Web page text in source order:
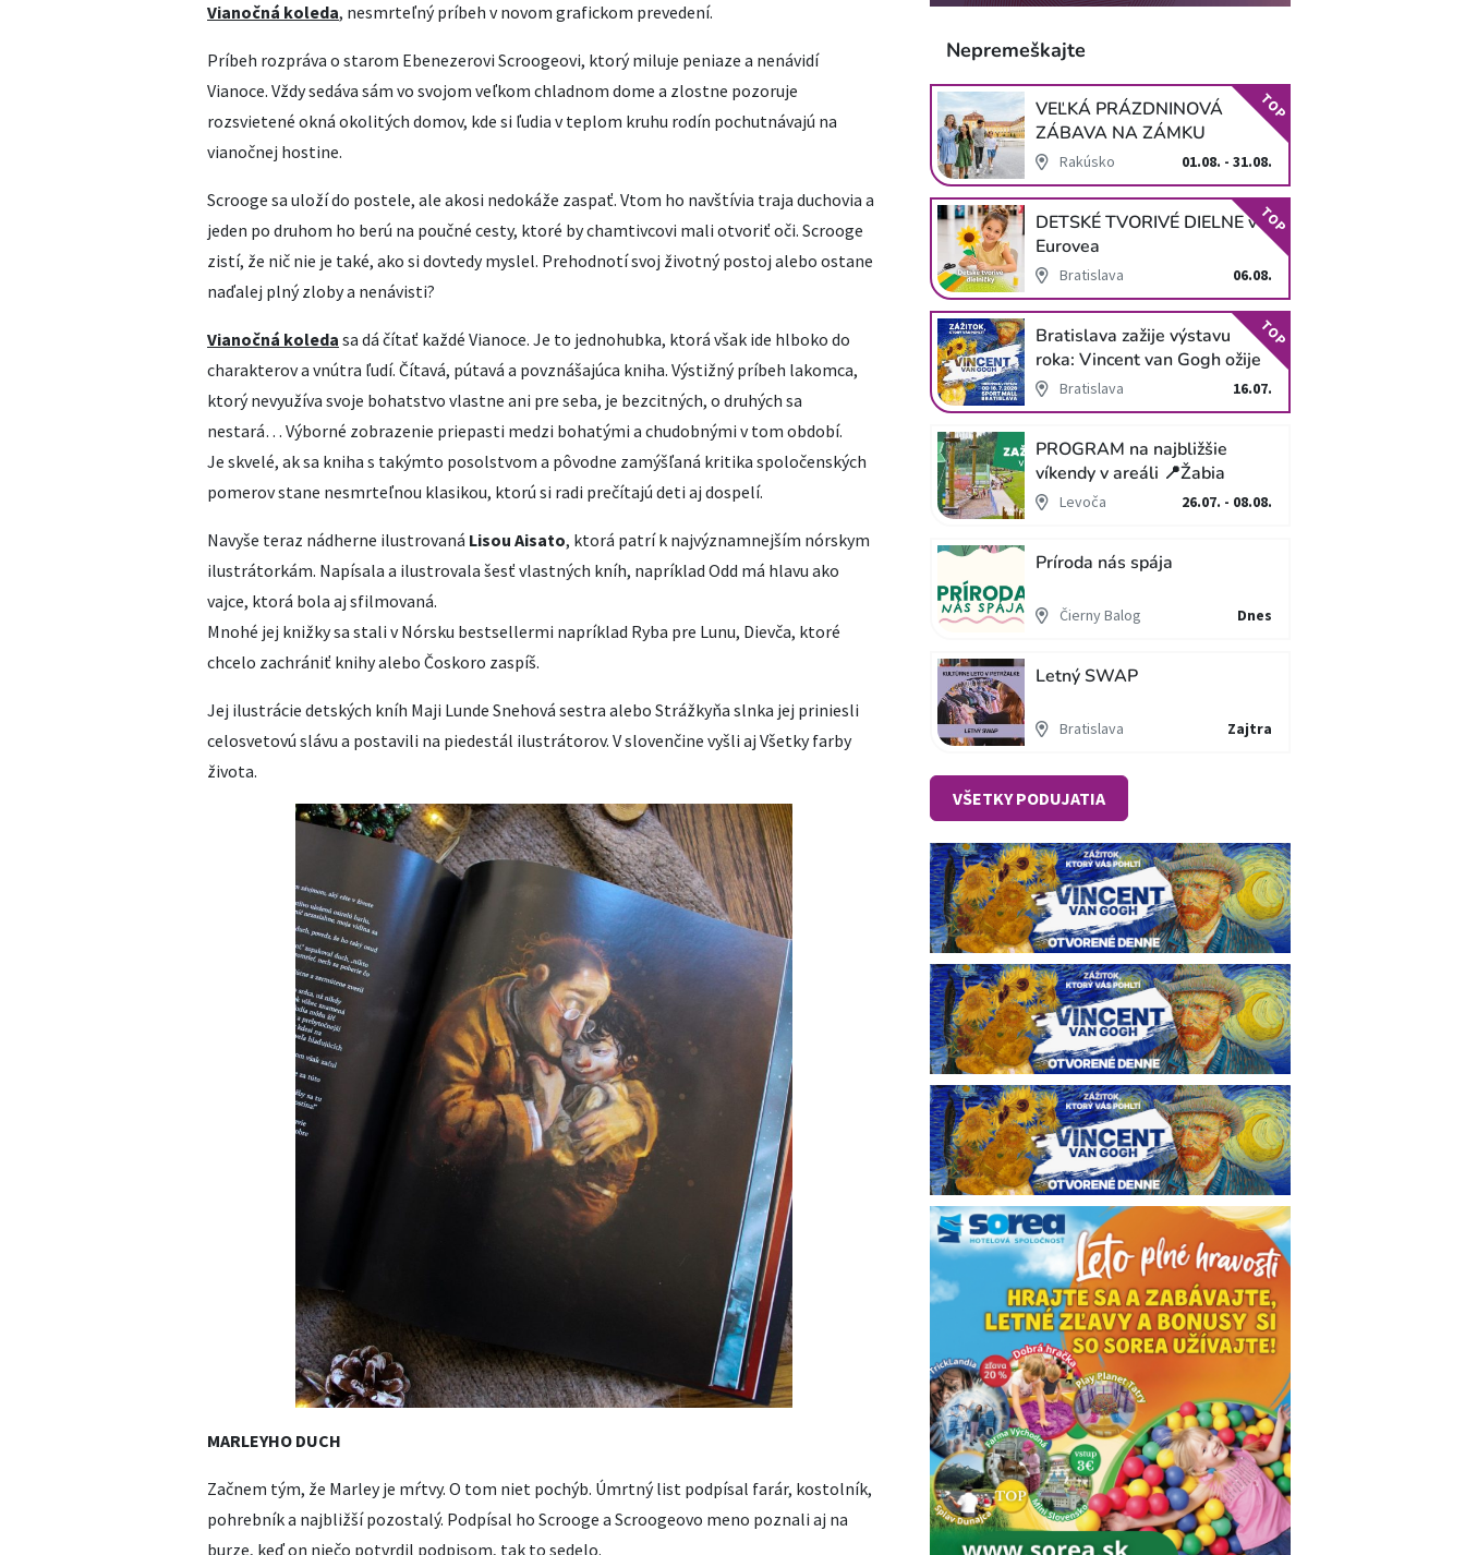
Vianočná koleda, nesmrteľný príbeh v novom grafickom prevedení.
Príbeh rozpráva o starom Ebenezerovi Scroogeovi, ktorý miluje peniaze a nenávidí
Vianoce. Vždy sedáva sám vo svojom veľkom chladnom dome a zlostne pozoruje
rozsvietené okná okolitých domov, kde si ľudia v teplom kruhu rodín pochutnávajú na
vianočnej hostine.
Scrooge sa uloží do postele, ale akosi nedokáže zaspať. Vtom ho navštívia traja duchovia a
jeden po druhom ho berú na poučné cesty, ktoré by chamtivcovi mali otvoriť oči. Scrooge
zistí, že nič nie je také, ako si dovtedy myslel. Prehodnotí svoj životný postoj alebo ostane
naďalej plný zloby a nenávisti?
Vianočná koleda sa dá čítať každé Vianoce. Je to jednohubka, ktorá však ide hlboko do
charakterov a vnútra ľudí. Čítavá, pútavá a povznášajúca kniha. Výstižný príbeh lakomca,
ktorý nevyužíva svoje bohatstvo vlastne ani pre seba, je bezcitných, o druhých sa
nestará… Výborné zobrazenie priepasti medzi bohatými a chudobnými v tom období.
Je skvelé, ak sa kniha s takýmto posolstvom a pôvodne zamýšľaná kritika spoločenských
pomerov stane nesmrteľnou klasikou, ktorú si radi prečítajú deti aj dospelí.
Navyše teraz nádherne ilustrovaná Lisou Aisato, ktorá patrí k najvýznamnejším nórskym
ilustrátorkám. Napísala a ilustrovala šesť vlastných kníh, napríklad Odd má hlavu ako
vajce, ktorá bola aj sfilmovaná.
Mnohé jej knižky sa stali v Nórsku bestsellermi napríklad Ryba pre Lunu, Dievča, ktoré
chcelo zachrániť knihy alebo Čoskoro zaspíš.
Jej ilustrácie detských kníh Maji Lunde Snehová sestra alebo Strážkyňa slnka jej priniesli
celosvetovú slávu a postavili na piedestál ilustrátorov. V slovenčine vyšli aj Všetky farby
života.
MARLEYHO DUCH
Začnem tým, že Marley je mŕtvy. O tom niet pochýb. Úmrtný list podpísal farár, kostolník,
pohrebník a najbližší pozostalý. Podpísal ho Scrooge a Scroogeovo meno poznali aj na
burze, keď on niečo potvrdil podpisom, tak to sedelo.
Nepremeškajte
VEĽKÁ PRÁZDNINOVÁ
ZÁBAVA NA ZÁMKU
SCHLOSS HOF
Rakúsko 01.08. - 31.08.
TOP
DETSKÉ TVORIVÉ DIELNE v
Eurovea
Bratislava 06.08.
TOP
Bratislava zažije výstavu
roka: Vincent van Gogh ožije
v unikátnej imerzívnej šou!
Bratislava 16.07.
TOP
PROGRAM na najbližšie
víkendy v areáli 📍Žabia
cestaLevoča 26.07. - 08.08.
Príroda nás spája
Čierny Balog Dnes
Letný SWAP
Bratislava Zajtra
VŠETKY PODUJATIA